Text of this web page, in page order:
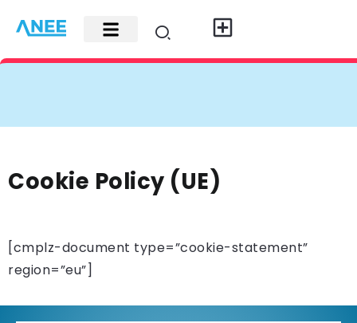
Cookie Policy (UE)
[cmplz-document type=”cookie-statement”
region=”eu”]